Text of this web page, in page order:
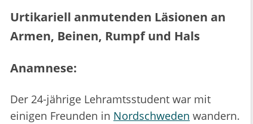
Urtikariell anmutenden Läsionen an
Armen, Beinen, Rumpf und Hals
Anamnese:
Der 24-jährige Lehramtsstudent war mit
einigen Freunden in Nordschweden wandern.